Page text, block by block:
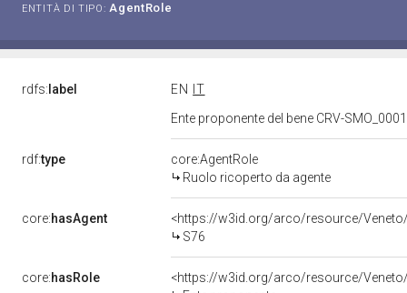
ENTITÀ DI TIPO: AgentRole
rdfs: label EN
IT
Ente proponente del bene CRV-
rdf:type
core:AgentRole
Ruolo ricoperto da agente
core:hasAgent
<https://w3id.org/arco/resource/
S76
core:hasRole
<https://w3id.org/arco/resource/